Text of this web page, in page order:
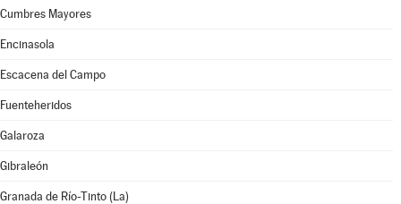
Cumbres Mayores
Encinasola
Escacena del Campo
Fuenteheridos
Galaroza
Gibraleón
Granada de Río-Tinto (La)